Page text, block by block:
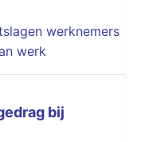
werknemers
werk
bij